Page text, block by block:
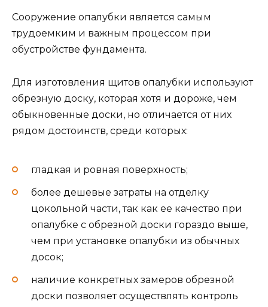
Сооружение опалубки является самым
трудоемким и важным процессом при
обустройстве фундамента.
Для изготовления щитов опалубки используют
обрезную доску, которая хотя и дороже, чем
обыкновенные доски, но отличается от них
рядом достоинств, среди которых:
гладкая и ровная поверхность;
более дешевые затраты на отделку
цокольной части, так как ее качество при
опалубке с обрезной доски гораздо выше,
чем при установке опалубки из обычных
досок;
наличие конкретных замеров обрезной
доски позволяет осуществлять контроль